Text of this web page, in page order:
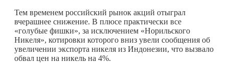
Тем временем российский рынок акций отыграл
вчерашнее снижение. В плюсе практически все
«голубые фишки», за исключением «Норильского
Никеля», котировки которого вниз увели сообщения об
увеличении экспорта никеля из Индонезии, что вызвало
обвал цен на никель на 4%.